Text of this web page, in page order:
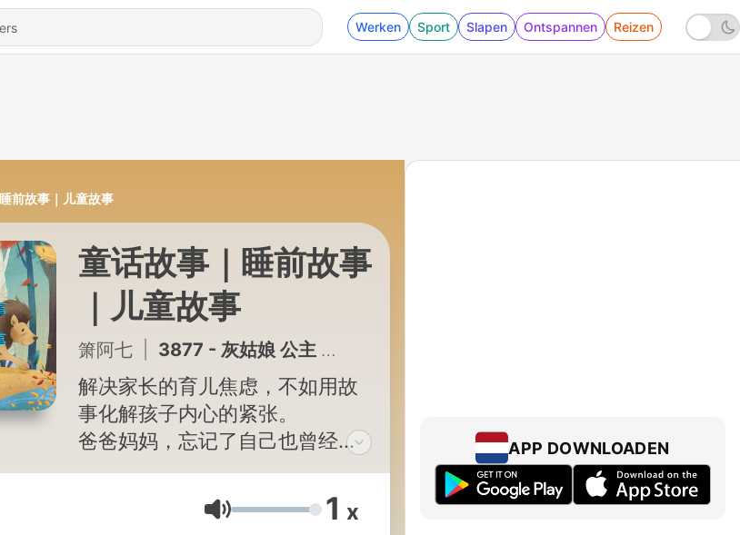
Werken Sport Slapen Ontspannen Reizen
前故事｜儿童故事
童话故事｜睡前故事
｜儿童故事
箫阿七 3877 - 灰姑娘 公主 - 非洲探险 - 第 2 集
解决家长的育儿焦虑，不如用故
事化解孩子内心的紧张。
爸爸妈妈，忘记了自己也曾经是
孩子。
孩子，生来就有天马行空的幻
想，和善良可爱的天性。
Volume 1 x
APP DOWNLOADEN